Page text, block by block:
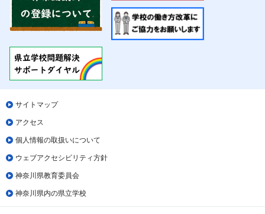
サイトマップ
アクセス
個人情報の取扱いについて
ウェブアクセシビリティ方針
神奈川県教育委員会
神奈川県内の県立学校